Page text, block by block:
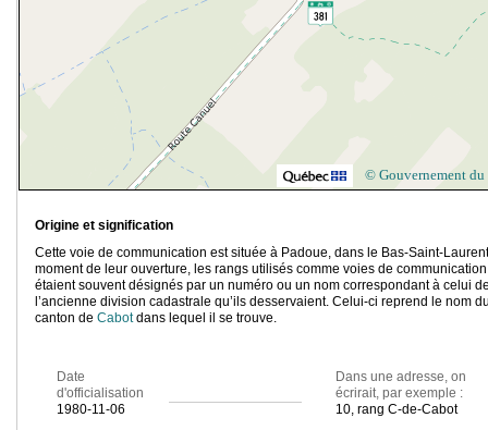
© Gouvernement du
Origine et signification
Cette voie de communication est située à Padoue, dans le Bas-Saint-
moment de leur ouverture, les rangs utilisés comme voies de communication
étaient souvent désignés par un numéro ou un nom correspondant à celui
l’ancienne division cadastrale qu’ils desservaient. Celui-ci reprend le nom
canton de Cabotdans lequel il se trouve.
Date
d'officialisation
1980-11-06
Dans une adresse, on
écrirait, par exemple :
10, rang C-de-Cabot